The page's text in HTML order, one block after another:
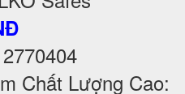
Chất Lượng Cao: